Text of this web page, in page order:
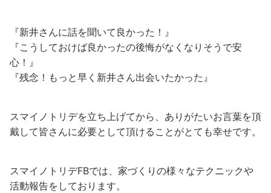
『新井さんに話を聞いて良かった！』
『こうしておけば良かったの後悔がなくなりそうで安
心！』
『残念！もっと早く新井さん出会いたかった』
スマイノトリデを立ち上げてから、ありがたいお言葉を頂
戴して皆さんに必要として頂けることがとても幸せです。
スマイノトリデFBでは、家づくりの様々なテクニックや
活動報告をしております。